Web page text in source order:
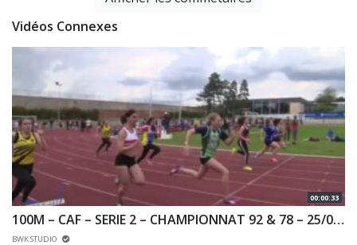
Vidéos Connexes
00:00:33
100M – CAF – SERIE 2 – CHAMPIONNAT 92 & 78 – 25/05/2019 – VERSAILLES
BWK STUDIO